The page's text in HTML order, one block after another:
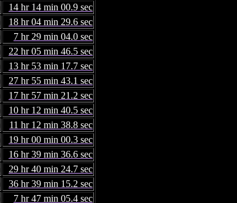
14 hr 14 min 00.9 sec
18 hr 04 min 29.6 sec
7 hr 29 min 04.0 sec
22 hr 05 min 46.5 sec
13 hr 53 min 17.7 sec
27 hr 55 min 43.1 sec
17 hr 57 min 21.2 sec
10 hr 12 min 40.5 sec
11 hr 12 min 38.8 sec
19 hr 00 min 00.3 sec
16 hr 39 min 36.6 sec
29 hr 40 min 24.7 sec
36 hr 39 min 15.2 sec
7 hr 47 min 05.4 sec